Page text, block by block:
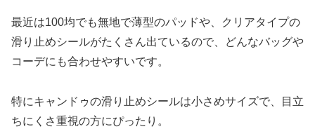
最近は100均でも無地で薄型のパッドや、クリアタイプの
滑り止めシールがたくさん出ているので、どんなバッグや
コーデにも合わせやすいです。
特にキャンドゥの滑り止めシールは小さめサイズで、目立
ちにくさ重視の方にぴったり。